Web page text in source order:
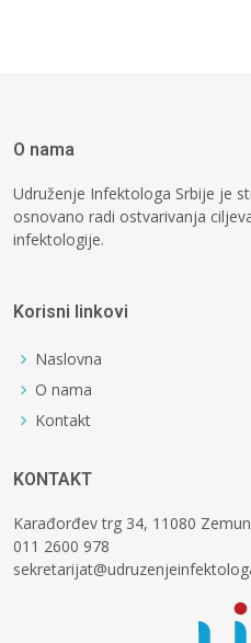
O nama
Udruženje Infektologa Srbije je
osnovano radi ostvarivanja
infektologije.
Korisni linkovi
Naslovna
O nama
Kontakt
KONTAKT
Karađorđev trg 34, 11080 Zemun
011 2600 978